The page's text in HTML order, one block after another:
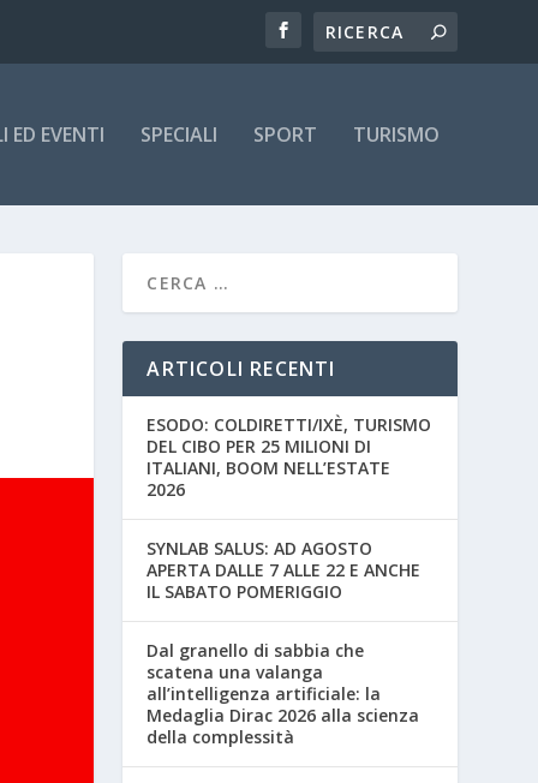
ED EVENTI SPECIALI SPORT TURISMO
ARTICOLI RECENTI
ESODO: COLDIRETTI/IXÈ, TURISMO
DEL CIBO PER 25 MILIONI DI
ITALIANI, BOOM NELL’ESTATE
2026
SYNLAB SALUS: AD AGOSTO
APERTA DALLE 7 ALLE 22 E ANCHE
IL SABATO POMERIGGIO
Dal granello di sabbia che
scatena una valanga
all’intelligenza artificiale: la
Medaglia Dirac 2026 alla scienza
della complessità